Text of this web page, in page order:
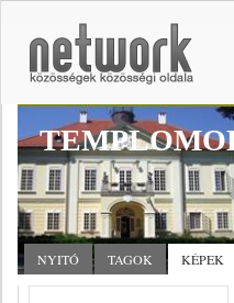
NYITÓ TAGOK KÉPEK